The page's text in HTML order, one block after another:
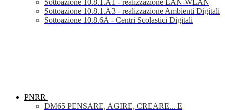
Sottoazione 10.8.1.A1 - realizzazione LAN-WLAN
Sottoazione 10.8.1.A3 - realizzazione Ambienti Digitali
Sottoazione 10.8.6A - Centri Scolastici Digitali
PNRR
DM65 PENSARE, AGIRE, CREARE... E